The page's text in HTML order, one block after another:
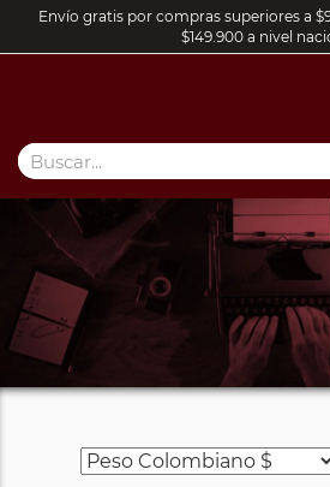
Envío gratis por compras superiores a
$149.900 a nivel